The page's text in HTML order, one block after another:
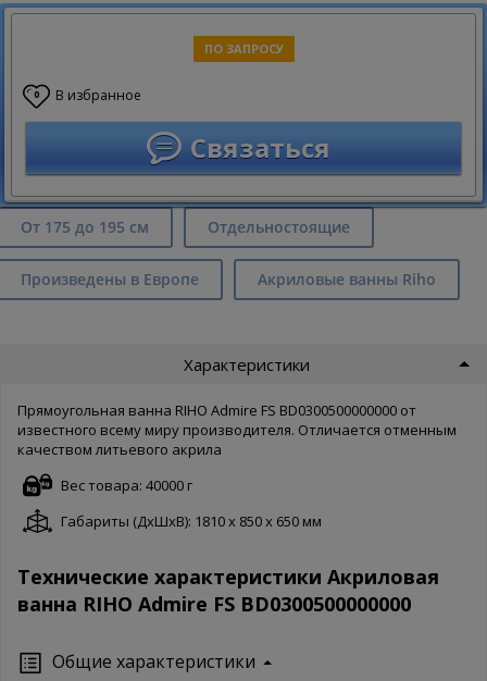
ПО ЗАПРОСУ
0 В избранное
Связаться
От 175 до 195 см Отдельностоящие
Произведены в Европе Акриловые ванны Riho
Характеристики
Прямоугольная ванна RIHO Admire FS BD0300500000000 от
известного всему миру производителя. Отличается отменным
качеством литьевого акрила
Вес товара: 40000 г
Габариты (ДxШxВ): 1810 x 850 x 650 мм
Технические характеристики Акриловая
ванна RIHO Admire FS BD0300500000000
Общие характеристики